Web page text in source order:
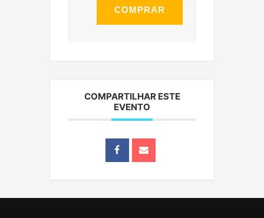
COMPRAR
COMPARTILHAR ESTE
EVENTO